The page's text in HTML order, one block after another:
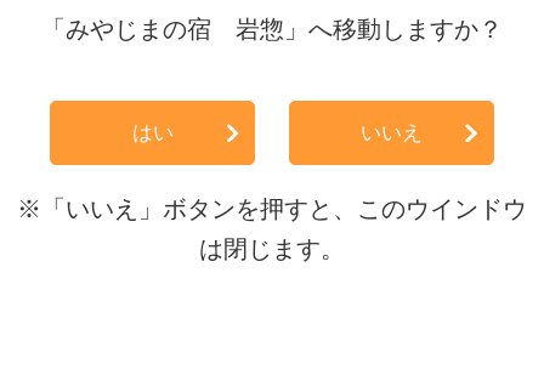
「みやじまの宿 岩惣」へ移動しますか？
はい いいえ
※「いいえ」ボタンを押すと、このウインドウ
は閉じます。